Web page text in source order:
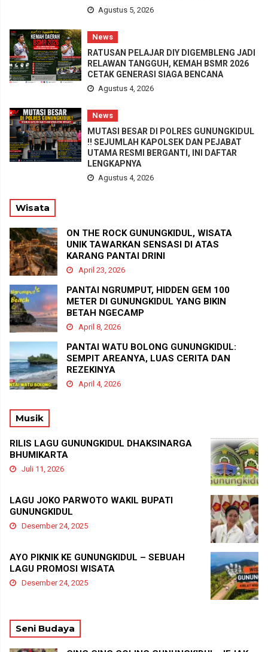
Agustus 5, 2026
News
RATUSAN PELAJAR DIY DIGEMBLENG JADI
RELAWAN TANGGUH, KEMAH BSMR 2026
CETAK GENERASI SIAGA BENCANA
Agustus 4, 2026
News
MUTASI BESAR DI POLRES GUNUNGKIDUL
!! SEJUMLAH KAPOLSEK DAN PEJABAT
UTAMA RESMI BERGANTI, INI DAFTAR
LENGKAPNYA
Agustus 4, 2026
Wisata
ON THE ROCK GUNUNGKIDUL, WISATA
UNIK TAWARKAN SENSASI DI ATAS
KARANG PANTAI DRINI
April 23, 2026
PANTAI NGRUMPUT, HIDDEN GEM 100
METER DI GUNUNGKIDUL YANG BIKIN
BETAH NGECAMP
April 8, 2026
PANTAI WATU BOLONG GUNUNGKIDUL:
SEMPIT AREANYA, LUAS CERITA DAN
REZEKINYA
April 4, 2026
Musik
RILIS LAGU GUNUNGKIDUL DHAKSINARGA
BHUMIKARTA
Juli 11, 2026
LAGU JOKO PARWOTO WAKIL BUPATI
GUNUNGKIDUL
Desember 24, 2025
AYO PIKNIK KE GUNUNGKIDUL – SEBUAH
LAGU PROMOSI WISATA
Desember 24, 2025
Seni Budaya